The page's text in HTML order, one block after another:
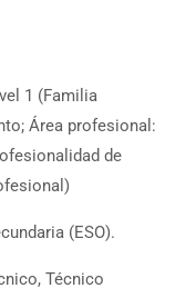
1 (Familia
Área profesional:
de
(ESO).
Técnico